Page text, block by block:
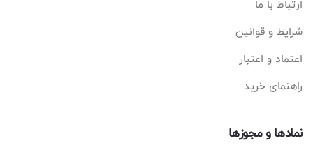
ارتباط با ما
شرایط و قوانین
اعتماد و اعتبار
راهنمای خرید
نمادها و مجوزها